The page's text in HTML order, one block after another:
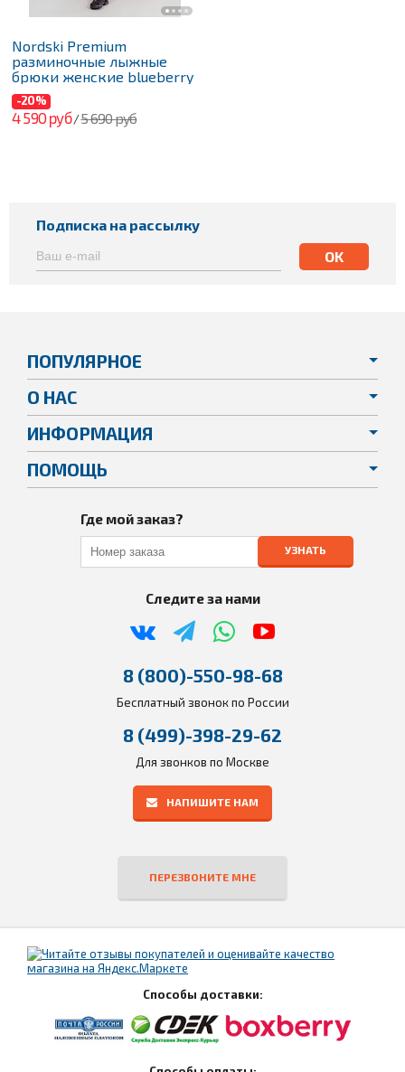
Nordski Premium
разминочные лыжные
брюки женские blueberry
-20%
4 590 руб/5 690 руб
Подписка на рассылку
ПОПУЛЯРНОЕ
О НАС
ИНФОРМАЦИЯ
ПОМОЩЬ
Где мой заказ?
УЗНАТЬ
Следите за нами
8 (800)-550-98-68
Бесплатный звонок по России
8 (499)-398-29-62
Для звонков по Москве
НАПИШИТЕ НАМ
ПЕРЕЗВОНИТЕ МНЕ
Способы доставки: